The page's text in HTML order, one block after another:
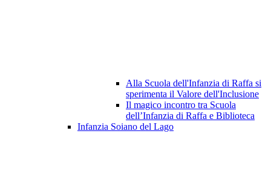
Alla Scuola dell'Infanzia di Raffa si
sperimenta il Valore dell'Inclusione
Il magico incontro tra Scuola
dell’Infanzia di Raffa e Biblioteca
Infanzia Soiano del Lago